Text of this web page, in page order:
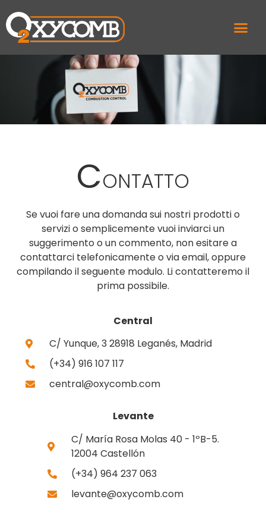
CONTATTO
Se vuoi fare una domanda sui nostri prodotti o
servizi o semplicemente vuoi inviarci un
suggerimento o un commento, non esitare a
contattarci telefonicamente o via email, oppure
compilando il seguente modulo. Li contatteremo il
prima possibile.
Central
C/ Yunque, 3 28918 Leganés, Madrid
(+34) 916 107 117
central@oxycomb.com
Levante
C/ María Rosa Molas 40 - 1ºB-5.
12004 Castellón
(+34) 964 237 063
levante@oxycomb.com